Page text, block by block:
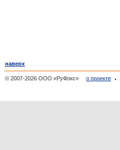
наверх
© 2007-2026 ООО «РуФокс» о проекте